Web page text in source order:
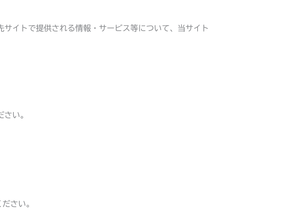
イトで提供される情報・サービス等について、当サイト
い。
さい。